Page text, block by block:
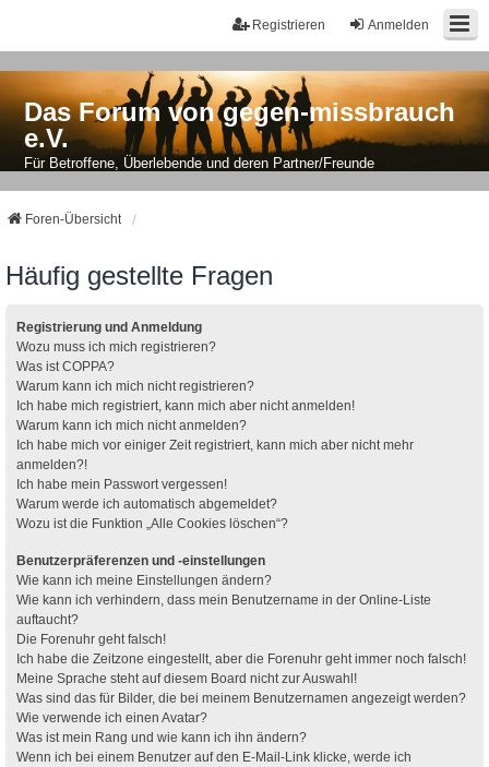
Anmelden
Registrieren
Das Forum von gegen-missbrauch
e.V.
Für Betroffene, Überlebende und deren Partner/Freunde
Foren-Übersicht
Häufig gestellte Fragen
Registrierung und Anmeldung
Wozu muss ich mich registrieren?
Was ist COPPA?
Warum kann ich mich nicht registrieren?
Ich habe mich registriert, kann mich aber nicht anmelden!
Warum kann ich mich nicht anmelden?
Ich habe mich vor einiger Zeit registriert, kann mich aber nicht mehr
anmelden?!
Ich habe mein Passwort vergessen!
Warum werde ich automatisch abgemeldet?
Wozu ist die Funktion „Alle Cookies löschen“?
Benutzerpräferenzen und -einstellungen
Wie kann ich meine Einstellungen ändern?
Wie kann ich verhindern, dass mein Benutzername in der Online-Liste
auftaucht?
Die Forenuhr geht falsch!
Ich habe die Zeitzone eingestellt, aber die Forenuhr geht immer noch falsch!
Meine Sprache steht auf diesem Board nicht zur Auswahl!
Was sind das für Bilder, die bei meinem Benutzernamen angezeigt werden?
Wie verwende ich einen Avatar?
Was ist mein Rang und wie kann ich ihn ändern?
Wenn ich bei einem Benutzer auf den E-Mail-Link klicke, werde ich